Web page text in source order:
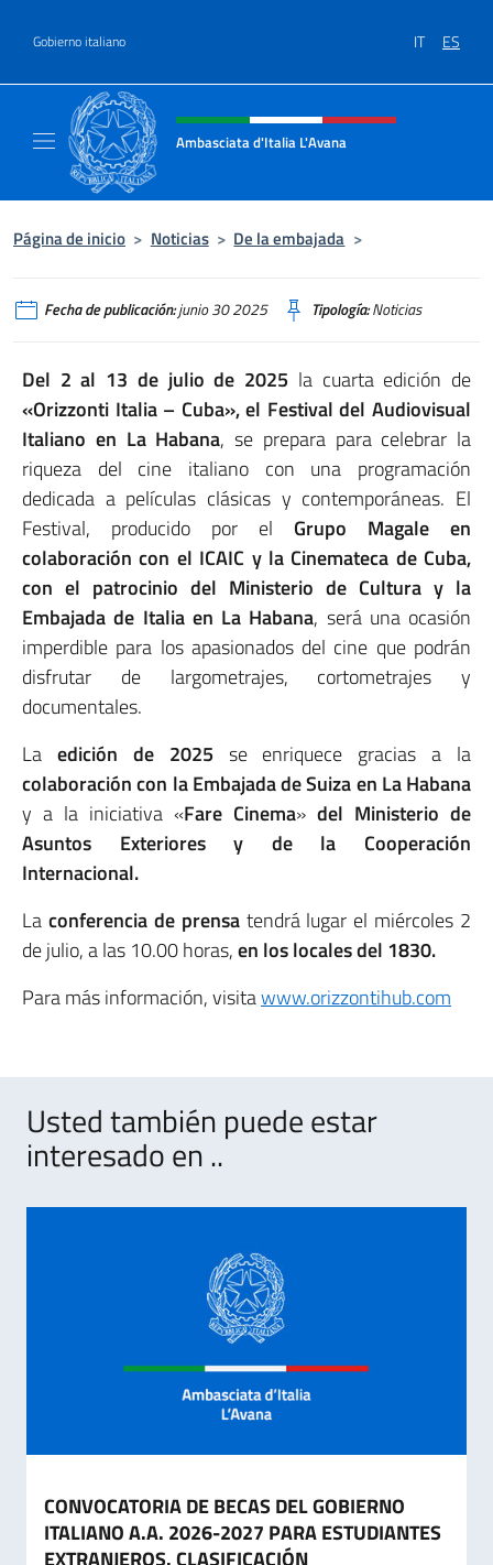
Gobierno italiano IT ES
Encabezado del sitio web,
Ambasciata d'Italia L'Avana
Página de inicio > Noticias > De la embajada >
Fecha de publicación:junio 30 2025 Tipología:Noticias
Del 2 al 13 de julio de 2025 la cuarta edición de
«Orizzonti Italia – Cuba», el Festival del Audiovisual
Italiano en La Habana, se prepara para celebrar la
riqueza del cine italiano con una programación
dedicada a películas clásicas y contemporáneas. El
Festival, producido por el Grupo Magale en
colaboración con el ICAIC y la Cinemateca de Cuba,
con el patrocinio del Ministerio de Cultura y la
Embajada de Italia en La Habana, será una ocasión
imperdible para los apasionados del cine que podrán
disfrutar de largometrajes, cortometrajes y
documentales.
La edición de 2025 se enriquece gracias a la
colaboración con la Embajada de Suiza en La Habana
y a la iniciativa «Fare Cinema» del Ministerio de
Asuntos Exteriores y de la Cooperación
Internacional.
La conferencia de prensatendrá lugar el miércoles 2
de julio, a las 10.00 horas,en los locales del 1830.
Para más información, visitawww.orizzontihub.com
Usted también puede estar
interesado en ..
CONVOCATORIA DE BECAS DEL GOBIERNO
ITALIANO A.A. 2026-2027 PARA ESTUDIANTES
EXTRANJEROS. CLASIFICACIÓN